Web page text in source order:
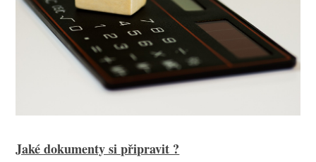
Jaké dokumenty si připravit ?